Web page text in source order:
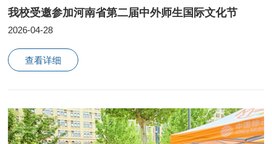
我校受邀参加河南省第二届中外师生国际文化节
2026-04-28
查看详细